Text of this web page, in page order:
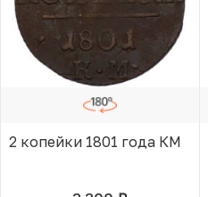
2 копейки 1801 года КМ